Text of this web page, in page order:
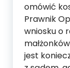
omówić
Prawnik
wniosku o
jest